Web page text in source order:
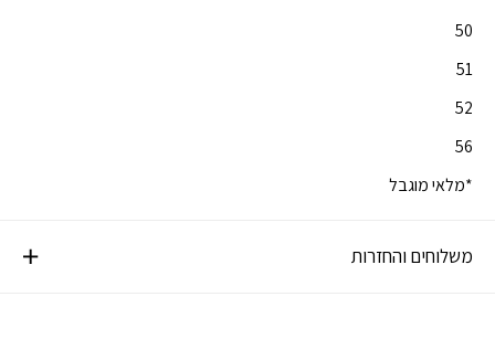
50
51
52
56
*מלאי מוגבל
משלוחים והחזרות